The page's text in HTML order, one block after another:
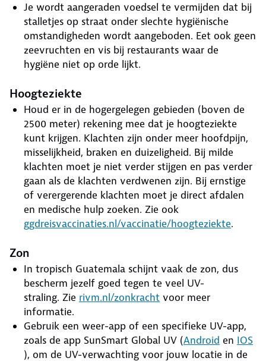
Je wordt aangeraden voedsel te vermijden dat bij
stalletjes op straat onder slechte hygiënische
omstandigheden wordt aangeboden. Eet ook geen
zeevruchten en vis bij restaurants waar de
hygiëne niet op orde lijkt.
Hoogteziekte
Houd er in de hogergelegen gebieden (boven de
2500 meter) rekening mee dat je hoogteziekte
kunt krijgen. Klachten zijn onder meer hoofdpijn,
misselijkheid, braken en duizeligheid. Bij milde
klachten moet je niet verder stijgen en pas verder
gaan als de klachten verdwenen zijn. Bij ernstige
of verergerende klachten moet je direct afdalen
en medische hulp zoeken. Zie ook
ggdreisvaccinaties.nl/vaccinatie/hoogteziekte.
Zon
In tropisch Guatemala schijnt vaak de zon, dus
bescherm jezelf goed tegen te veel UV-
straling. Zie rivm.nl/zonkracht voor meer
informatie.
Gebruik een weer-app of een specifieke UV-app,
zoals de app SunSmart Global UV (Android en IOS
), om de UV-verwachting voor jouw locatie in de